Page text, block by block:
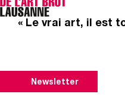
« Le vrai art, il est
Newsletter